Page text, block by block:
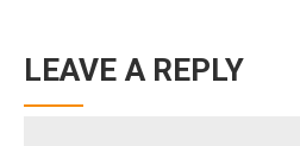
LEAVE A REPLY